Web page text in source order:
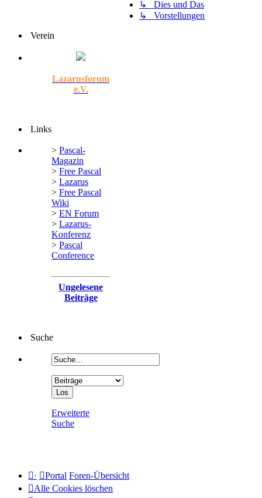
↳ Dies und Das
↳ Vorstellungen
Verein
Lazarusforum
e.V.
Links
> Pascal-
Magazin
> Free Pascal
> Lazarus
> Free Pascal
Wiki
> EN Forum
> Lazarus-
Konferenz
> Pascal
Conference
Ungelesene
Beiträge
Suche
Erweiterte
Suche
· Portal Foren-Übersicht
Alle Cookies löschen